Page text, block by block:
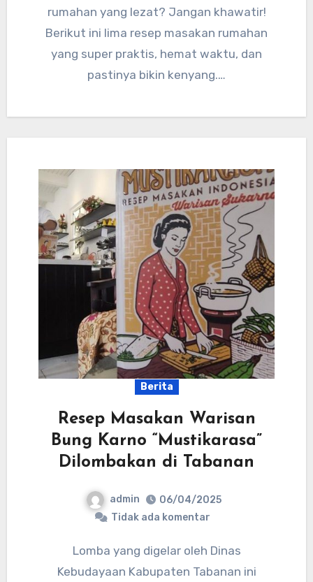
rumahan yang lezat? Jangan khawatir!
Berikut ini lima resep masakan rumahan
yang super praktis, hemat waktu, dan
pastinya bikin kenyang.…
Berita
Resep Masakan Warisan
Bung Karno “Mustikarasa”
Dilombakan di Tabanan
admin
06/04/2025
Tidak ada komentar
Lomba yang digelar oleh Dinas
Kebudayaan Kabupaten Tabanan ini